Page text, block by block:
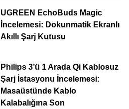
UGREEN EchoBuds Magic
İncelemesi: Dokunmatik Ekranlı
Akıllı Şarj Kutusu
Philips 3’ü 1 Arada Qi Kablosuz
Şarj İstasyonu İncelemesi:
Masaüstünde Kablo
Kalabalığına Son